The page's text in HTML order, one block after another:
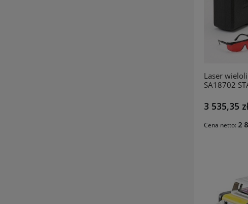
Laser
SA18702
3 535,35
Cena netto: 2